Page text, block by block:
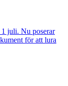
juli. Nu poserar
för att lura